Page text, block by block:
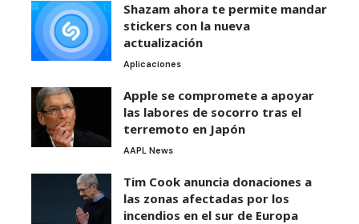
Shazam ahora te permite mandar
stickers con la nueva
actualización
Aplicaciones
Apple se compromete a apoyar
las labores de socorro tras el
terremoto en Japón
AAPL News
Tim Cook anuncia donaciones a
las zonas afectadas por los
incendios en el sur de Europa